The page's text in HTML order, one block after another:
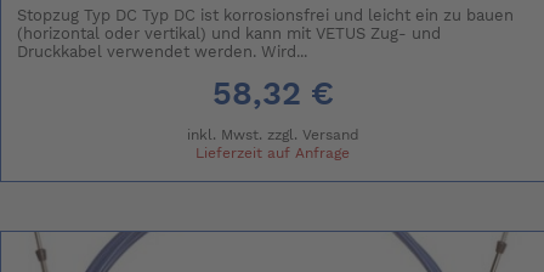
Stopzug Typ DC Typ DC ist korrosionsfrei und leicht ein zu bauen
(horizontal oder vertikal) und kann mit VETUS Zug- und
Druckkabel verwendet werden. Wird...
58,32 €
inkl. Mwst. zzgl. Versand
Lieferzeit auf Anfrage